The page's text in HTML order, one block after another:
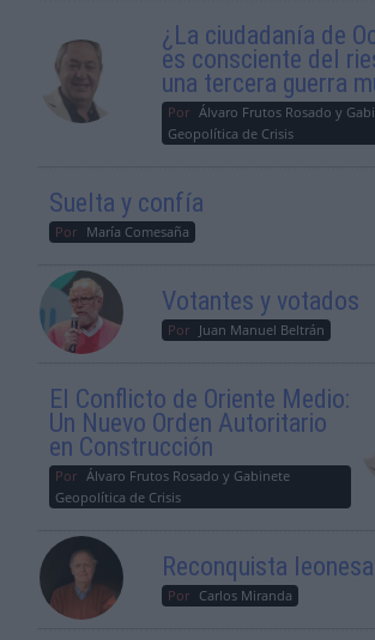
¿La ciudadanía de
es consciente del
una tercera guerra
Por Álvaro Frutos Rosado y
Geopolítica de Crisis
Suelta y confía
Por María Comesaña
Votantes y votados
Por Juan Manuel Beltrán
El Conflicto de Oriente Medio:
Un Nuevo Orden Autoritario
en Construcción
Por Álvaro Frutos Rosado y Gabinete
Geopolítica de Crisis
Reconquista leonesa
Por Carlos Miranda